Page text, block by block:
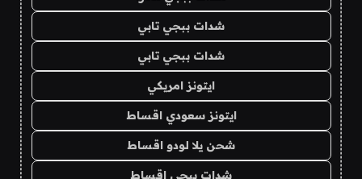
شدات ببجي تابي
شدات ببجي تابي
ايتونز امريكي
ايتونز سعودي اقساط
شحن يلا لودو اقساط
شدات ببجي اقساط